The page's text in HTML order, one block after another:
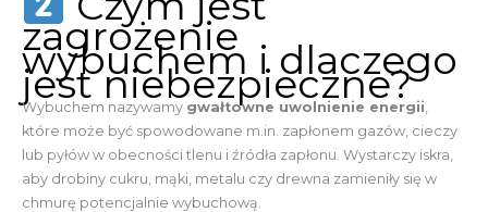
zagrożenie
wybuchem i dlaczego
jest niebezpieczne?
Wybuchem nazywamy gwałtowne uwolnienie energii
które może być spowodowane m.in. zapłonem gazów, cieczy
lub pyłów w obecności tlenu i źródła zapłonu. Wystarczy iskra,
aby drobiny cukru, mąki, metalu czy drewna zamieniły się w
chmurę potencjalnie wybuchową.